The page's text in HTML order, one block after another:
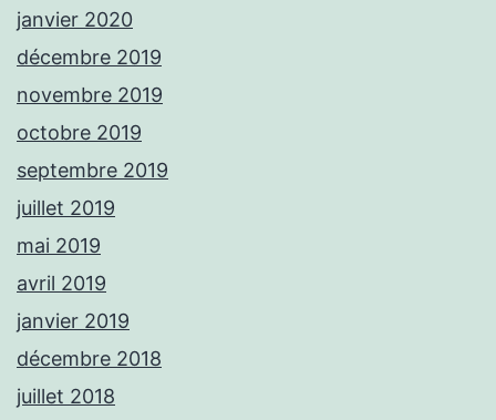
janvier 2020
décembre 2019
novembre 2019
octobre 2019
septembre 2019
juillet 2019
mai 2019
avril 2019
janvier 2019
décembre 2018
juillet 2018